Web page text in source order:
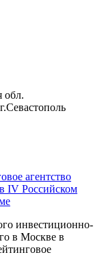
обл.
агентство
IV Российском
инвестиционно-
в Москве в